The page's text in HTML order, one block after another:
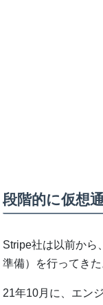
段階的に仮想
Stripe社は以前から
準備）を行ってきた
21年10月に、エン